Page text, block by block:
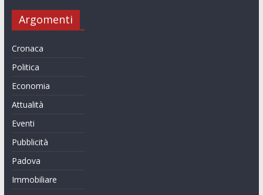
Argomenti
Cronaca
Politica
Economia
Attualità
Eventi
Pubblicità
Padova
Immobiliare